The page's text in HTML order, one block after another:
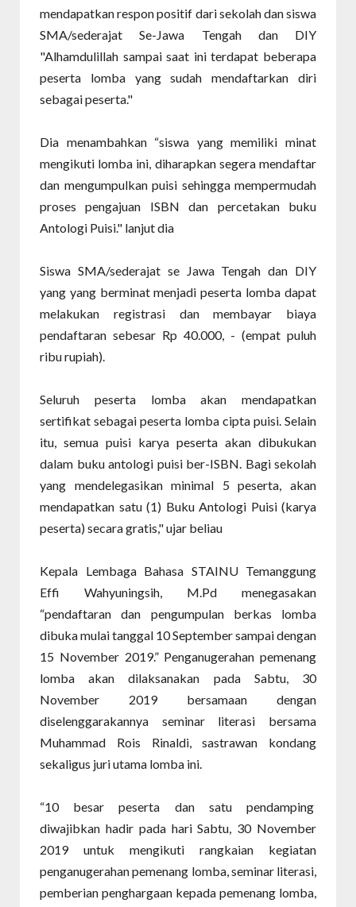
mendapatkan respon positif dari sekolah dan siswa
SMA/sederajat Se-Jawa Tengah dan DIY
"Alhamdulillah sampai saat ini terdapat beberapa
peserta lomba yang sudah mendaftarkan diri
sebagai peserta."
Dia menambahkan “siswa yang memiliki minat
mengikuti lomba ini, diharapkan segera mendaftar
dan mengumpulkan puisi sehingga mempermudah
proses pengajuan ISBN dan percetakan buku
Antologi Puisi." lanjut dia
Siswa SMA/sederajat se Jawa Tengah dan DIY
yang yang berminat menjadi peserta lomba dapat
melakukan registrasi dan membayar biaya
pendaftaran sebesar Rp 40.000, - (empat puluh
ribu rupiah).
Seluruh peserta lomba akan mendapatkan
sertifikat sebagai peserta lomba cipta puisi. Selain
itu, semua puisi karya peserta akan dibukukan
dalam buku antologi puisi ber-ISBN. Bagi sekolah
yang mendelegasikan minimal 5 peserta, akan
mendapatkan satu (1) Buku Antologi Puisi (karya
peserta) secara gratis," ujar beliau
Kepala Lembaga Bahasa STAINU Temanggung
Effi Wahyuningsih, M.Pd menegasakan
“pendaftaran dan pengumpulan berkas lomba
dibuka mulai tanggal 10 September sampai dengan
15 November 2019.” Penganugerahan pemenang
lomba akan dilaksanakan pada Sabtu, 30
November 2019 bersamaan dengan
diselenggarakannya seminar literasi bersama
Muhammad Rois Rinaldi, sastrawan kondang
sekaligus juri utama lomba ini.
“10 besar peserta dan satu pendamping
diwajibkan hadir pada hari Sabtu, 30 November
2019 untuk mengikuti rangkaian kegiatan
penganugerahan pemenang lomba, seminar literasi,
pemberian penghargaan kepada pemenang lomba,